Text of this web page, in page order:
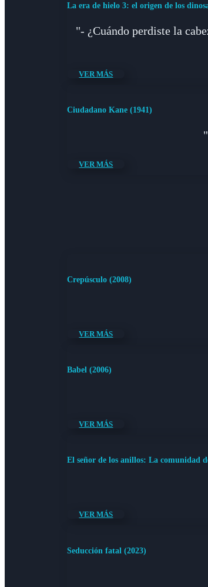
La era de hielo 3: el origen de los
"- ¿Cuándo perdiste la
VER MÁS
Ciudadano Kane (1941)
VER MÁS
Crepúsculo (2008)
VER MÁS
Babel (2006)
VER MÁS
El señor de los anillos: La comunidad
VER MÁS
Seducción fatal (2023)